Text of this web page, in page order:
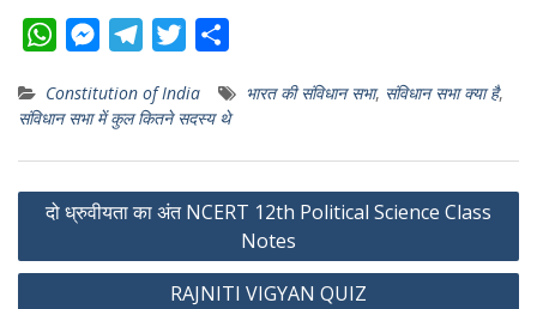
W
a
s
A
p
M
s
e
n
e
l
g
r
m
i
t
e
a
e
Constitution of India भारत की संविधान सभा, संविधान सभा क्या है,
संविधान सभा में कुल कितने सदस्य थे
Post
navigation
दो ध्रुवीयता का अंत NCERT 12th Political Science Class
Notes
RAJNITI VIGYAN QUIZ